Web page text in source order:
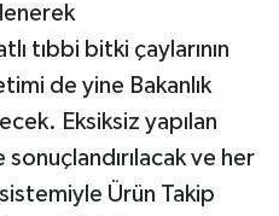
tıbbi bitki çaylarının
de yine Bakanlık
Eksiksiz yapılan
ve her
Ürün Takip